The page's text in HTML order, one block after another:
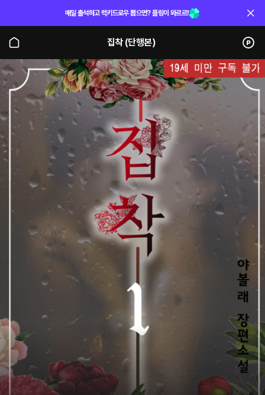
매일 출석하고 럭키드로우 뽑으면? 플링이 와르르!
집착 (단행본)